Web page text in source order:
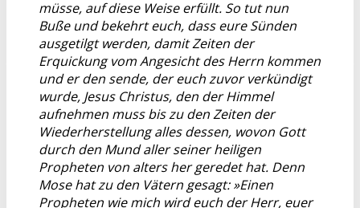
müsse, auf diese Weise erfüllt. So tut nun
Buße und bekehrt euch, dass eure Sünden
ausgetilgt werden, damit Zeiten der
Erquickung vom Angesicht des Herrn kommen
und er den sende, der euch zuvor verkündigt
wurde, Jesus Christus, den der Himmel
aufnehmen muss bis zu den Zeiten der
Wiederherstellung alles dessen, wovon Gott
durch den Mund aller seiner heiligen
Propheten von alters her geredet hat. Denn
Mose hat zu den Vätern gesagt: »Einen
Propheten wie mich wird euch der Herr, euer